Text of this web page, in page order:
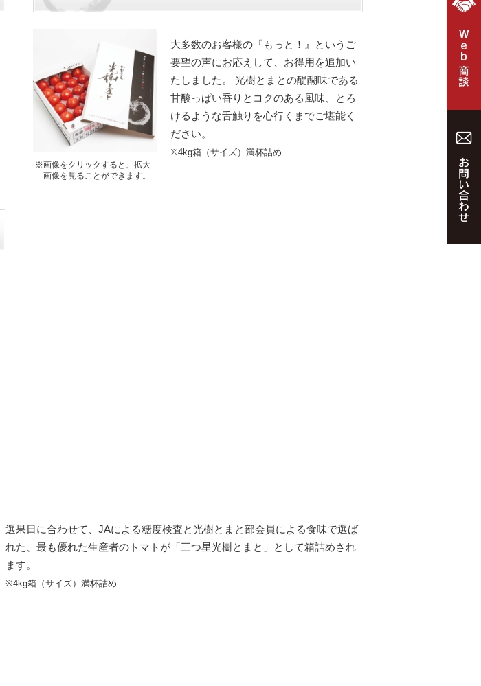
※画像をクリックすると、拡大
画像を見ることができます。
大多数のお客様の『もっと！』というご
要望の声にお応えして、お得用を追加い
たしました。 光樹とまとの醍醐味である
甘酸っぱい香りとコクのある風味、とろ
けるような舌触りを心行くまでご堪能く
ださい。
※4kg箱（サイズ）満杯詰め
選果日に合わせて、JAによる糖度検査と光樹とまと部会員による食味で選ば
れた、最も優れた生産者のトマトが「三つ星光樹とまと」として箱詰めされ
ます。
※4kg箱（サイズ）満杯詰め